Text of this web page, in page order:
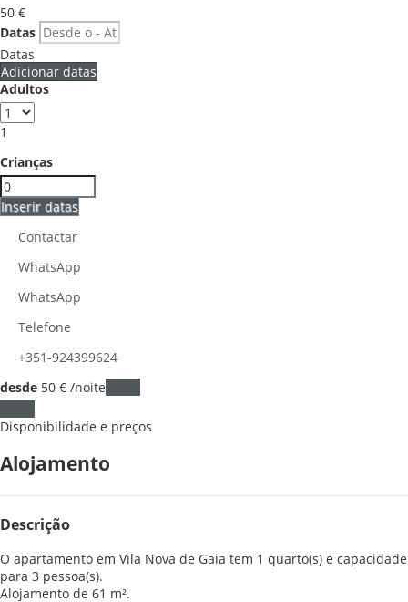
50 €
Datas
Datas
Adicionar datas
Adultos
1
Crianças
Inserir datas
Contactar
WhatsApp
WhatsApp
Telefone
+351-924399624
desde 50 € /noite
Disponibilidade e preços
Alojamento
Descrição
O apartamento em Vila Nova de Gaia tem 1 quarto(s) e capacidade
para 3 pessoa(s).
Alojamento de 61 m².